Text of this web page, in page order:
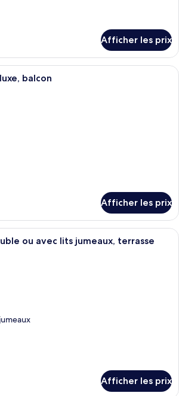
Afficher les prix
Une vue sur un paysage urbain
balcon
Afficher les prix
Une terrasse sur le toit offrant une
ou avec lits jumeaux, terrasse
Afficher les prix